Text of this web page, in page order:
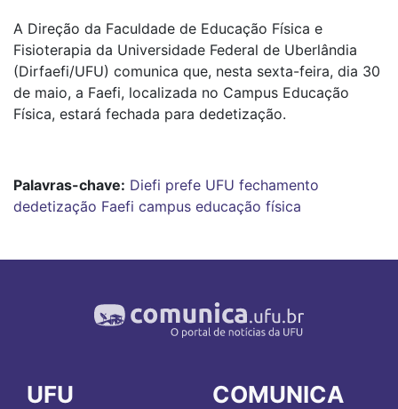
A Direção da Faculdade de Educação Física e
Fisioterapia da Universidade Federal de Uberlândia
(Dirfaefi/UFU) comunica que, nesta sexta-feira, dia 30
de maio, a Faefi, localizada no Campus Educação
Física, estará fechada para dedetização.
Palavras-chave: Diefi prefe UFU fechamento
dedetização Faefi campus educação física
UFU COMUNICA